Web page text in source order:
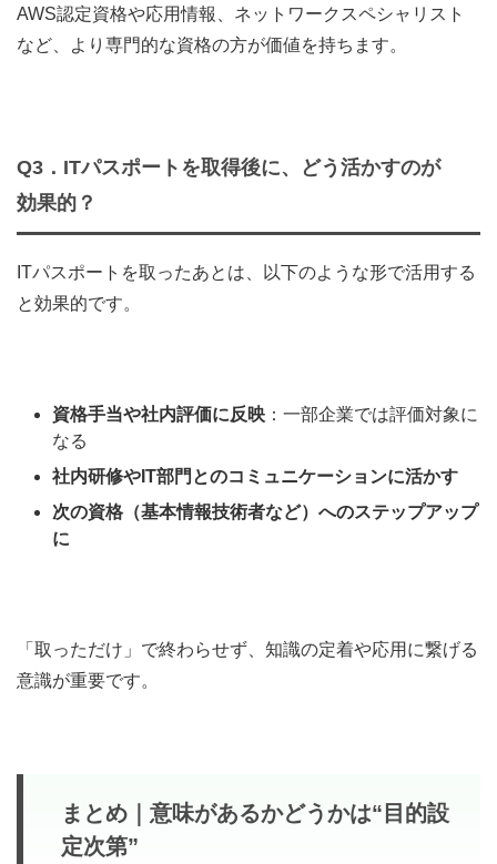
AWS認定資格や応用情報、ネットワークスペシャリスト
など、より専門的な資格の方が価値を持ちます。
Q3．ITパスポートを取得後に、どう活かすのが
効果的？
ITパスポートを取ったあとは、以下のような形で活用する
と効果的です。
資格手当や社内評価に反映 ：一部企業では評価対象に
なる
社内研修やIT部門とのコミュニケーションに活かす
次の資格（基本情報技術者など）へのステップアップ
に
「取っただけ」で終わらせず、知識の定着や応用に繋げる
意識が重要です。
まとめ｜意味があるかどうかは“目的設
定次第”